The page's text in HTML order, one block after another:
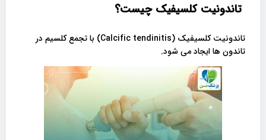
تاندونیت کلسیفیک چیست؟
تاندونیت کلسیفیک (Calcific tendinitis) با تجمع کلسیم در
تاندون ها ایجاد می شود.